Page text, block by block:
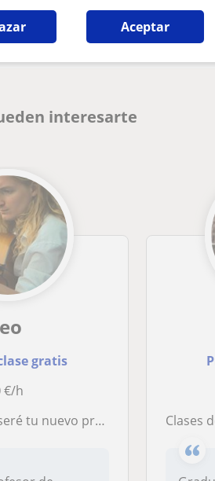
Aceptar
interesarte
gratis
€/h
profesor de guitarra🎸🎶
Clases